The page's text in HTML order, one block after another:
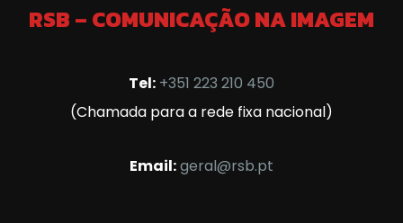
RSB – COMUNICAÇÃO NA IMAGEM
Tel: +351 223 210 450
(Chamada para a rede fixa nacional)
Email:geral@rsb.pt